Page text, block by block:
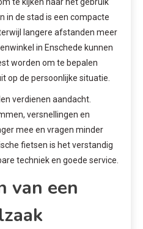
in de stad is een compacte
langere afstanden meer
in Enschede kunnen
worden om te bepalen
op de persoonlijke situatie.
verdienen aandacht.
versnellingen en
mee en vragen minder
fietsen is het verstandig
techniek en goede service.
van een